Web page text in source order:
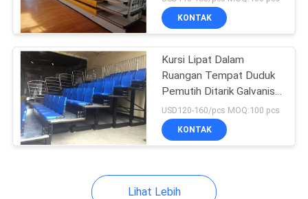
Ditarik
KONTAK
Kursi Lipat Dalam
Ruangan Tempat Duduk
Pemutih Ditarik Galvanis
Dengan LED
USD120-160/pcs MOQ:100 pcs
KONTAK
Lihat Lebih